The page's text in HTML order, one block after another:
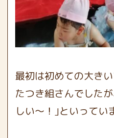
最初は初めての大き
たつき組さんでした
しい～！｣といってい